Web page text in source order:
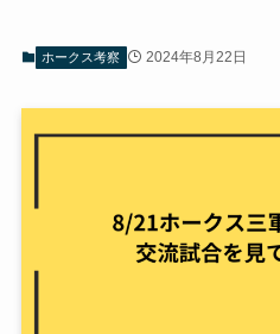
ホークス考察 2024年8月22日